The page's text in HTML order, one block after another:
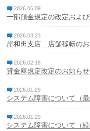
ローンシ
サイトマ
リンク集
金融商品
2026.06.09
一部預金規定の改定およ
2026.03.23
岸和田支店 店舗移転の
2026.02.19
貸金庫規定改定のお知らせ
2026.01.29
システム障害について（最
2026.01.29
システム障害について（続